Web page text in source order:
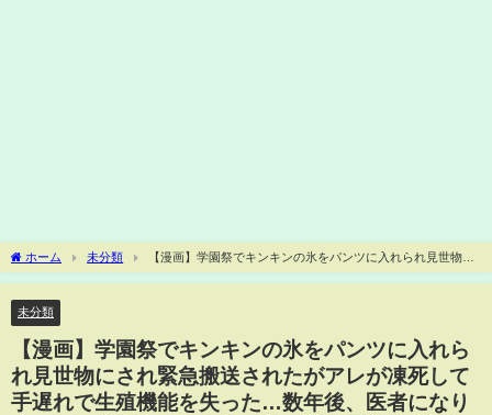
ホーム 未分類
【漫画】学園祭でキンキンの氷をパンツに入れられ見世物に
され緊急搬送されたがアレが凍死して手遅れで生殖機能を失った…数年後、医者にな
未分類
【漫画】学園祭でキンキンの氷をパンツに入れら
れ見世物にされ緊急搬送されたがアレが凍死して
手遅れで生殖機能を失った…数年後、医者になり